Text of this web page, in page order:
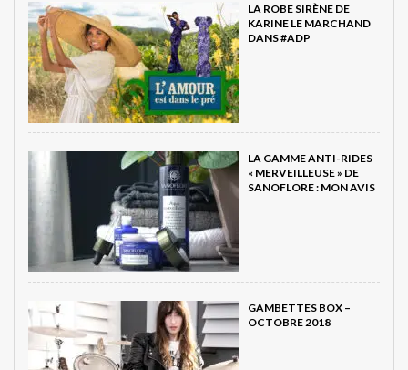
LA ROBE SIRÈNE DE
KARINE LE MARCHAND
DANS #ADP
LA GAMME ANTI-RIDES
« MERVEILLEUSE » DE
SANOFLORE : MON AVIS
GAMBETTES BOX –
OCTOBRE 2018